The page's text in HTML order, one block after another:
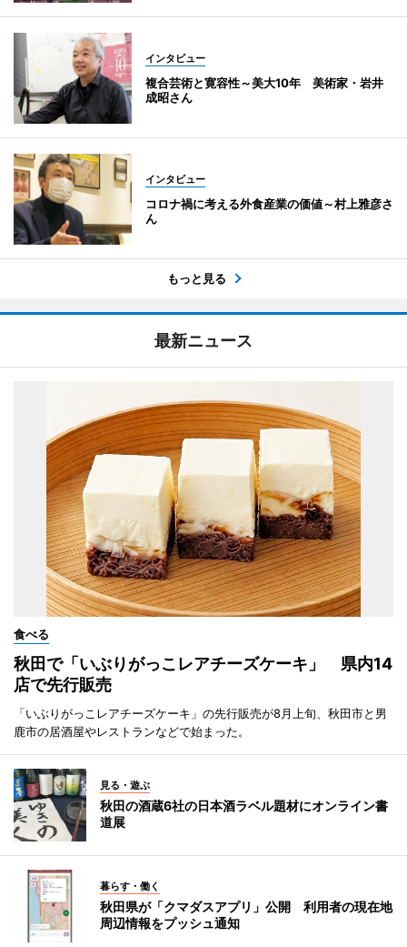
インタビュー
複合芸術と寛容性～美大10年 美術家・岩井
成昭さん
インタビュー
コロナ禍に考える外食産業の価値～村上雅彦さ
ん
もっと見る
最新ニュース
食べる
秋田で「いぶりがっこレアチーズケーキ」 県内14
店で先行販売
「いぶりがっこレアチーズケーキ」の先行販売が8月上旬、秋田市と男
鹿市の居酒屋やレストランなどで始まった。
見る・遊ぶ
秋田の酒蔵6社の日本酒ラベル題材にオンライン書
道展
暮らす・働く
秋田県が「クマダスアプリ」公開 利用者の現在地
周辺情報をプッシュ通知